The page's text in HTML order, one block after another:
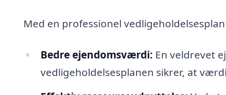
Med en professionel
Bedre ejendomsværdi: En veldrevet
vedligeholdelsesplanen sikrer, at